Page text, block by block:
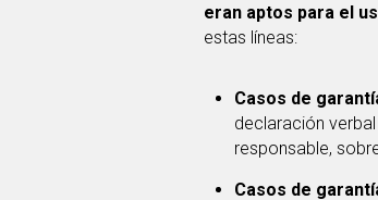
eran aptos para el
estas líneas:
Casos de
declaración
responsable,
Casos de